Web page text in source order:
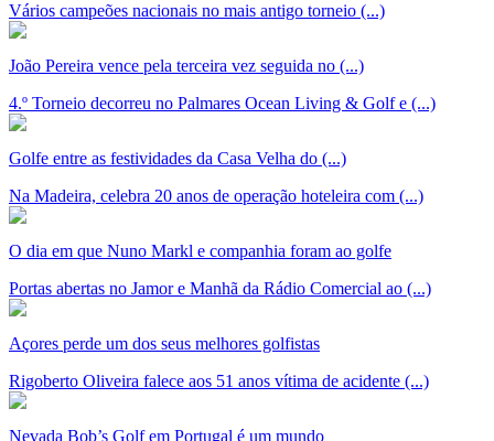
Vários campeões nacionais no mais antigo torneio (...)
João Pereira vence pela terceira vez seguida no (...)
4.º Torneio decorreu no Palmares Ocean Living & Golf e (...)
Golfe entre as festividades da Casa Velha do (...)
Na Madeira, celebra 20 anos de operação hoteleira com (...)
O dia em que Nuno Markl e companhia foram ao golfe
Portas abertas no Jamor e Manhã da Rádio Comercial ao (...)
Açores perde um dos seus melhores golfistas
Rigoberto Oliveira falece aos 51 anos vítima de acidente (...)
Nevada Bob’s Golf em Portugal é um mundo